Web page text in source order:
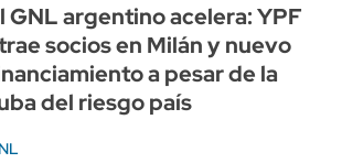
GNL argentino acelera: YPF
socios en Milán y nuevo
a pesar de la
del riesgo país